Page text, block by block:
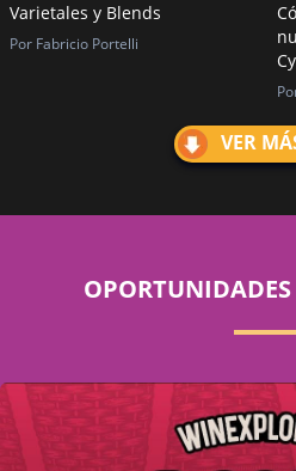
Varietales y Blends
Por Fabricio Portelli
VER